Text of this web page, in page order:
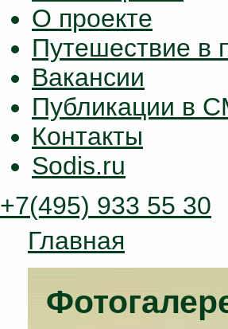
О проекте
Путешествие в
Вакансии
Публикации в
Контакты
Sodis.ru
+7(495) 933 55 30
Главная